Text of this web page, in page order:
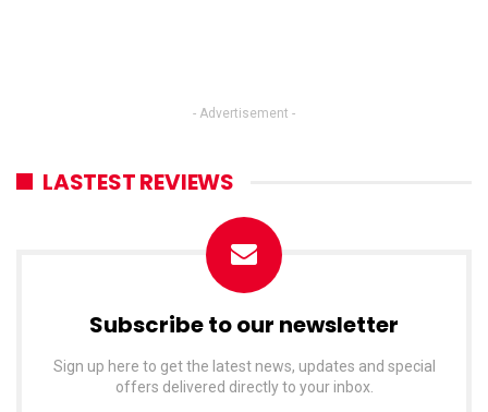
- Advertisement -
LASTEST REVIEWS
Subscribe to our newsletter
Sign up here to get the latest news, updates and special
offers delivered directly to your inbox.